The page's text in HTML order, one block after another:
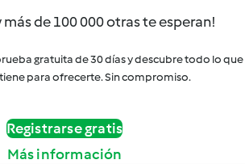
más de 100 000 otras te esperan!
gratuita de 30 días y descubre todo lo que
para ofrecerte. Sin compromiso.
Registrarse gratis
Más información